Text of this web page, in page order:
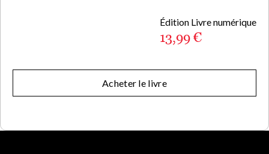
Édition Livre numérique
13,99 €
Acheter le livre